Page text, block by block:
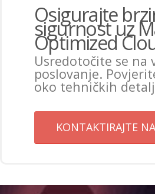
Osigurajte
sigurnost uz
Optimized
Usredotočite se na
poslovanje.
oko tehničkih
KONTAKTIRAJTE